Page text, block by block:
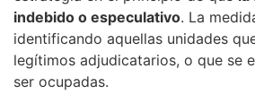
indebido o especulativo. La
identificando aquellas unidades
legítimos adjudicatarios, o que se
ser ocupadas.